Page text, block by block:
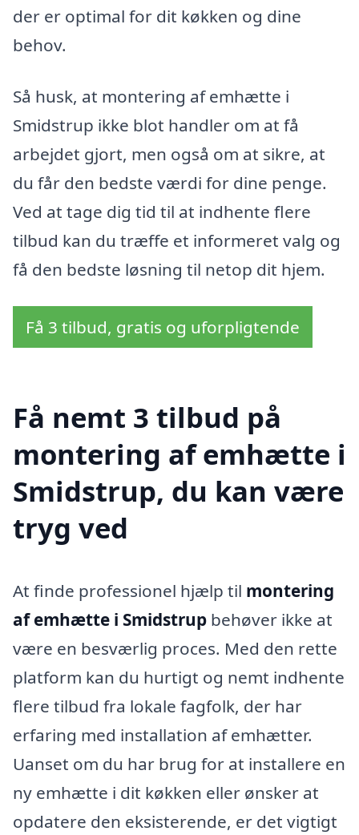
der er optimal for dit køkken og dine
behov.
Så husk, at montering af emhætte i
Smidstrup ikke blot handler om at få
arbejdet gjort, men også om at sikre, at
du får den bedste værdi for dine penge.
Ved at tage dig tid til at indhente flere
tilbud kan du træffe et informeret valg og
få den bedste løsning til netop dit hjem.
Få 3 tilbud, gratis og uforpligtende
Få nemt 3 tilbud på
montering af emhætte i
Smidstrup, du kan være
tryg ved
At finde professionel hjælp til montering
af emhætte i Smidstrup behøver ikke at
være en besværlig proces. Med den rette
platform kan du hurtigt og nemt indhente
flere tilbud fra lokale fagfolk, der har
erfaring med installation af emhætter.
Uanset om du har brug for at installere en
ny emhætte i dit køkken eller ønsker at
opdatere den eksisterende, er det vigtigt